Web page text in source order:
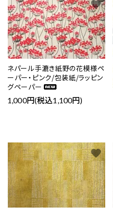
ネパール手漉き紙野の花模様ペ
ーパー・ピンク/包装紙/ラッピン
グペーパー
1,000円(税込1,100円)
favorite
favorite